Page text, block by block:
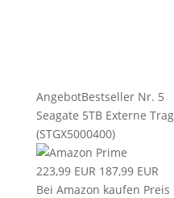
AngebotBestseller Nr. 5
Seagate 5TB Externe
(STGX5000400)
223,99 EUR 187,99 EUR
Bei Amazon kaufen Preis